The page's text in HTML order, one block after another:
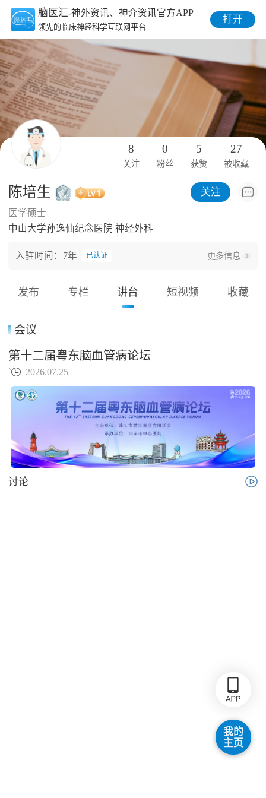
脑医汇-神外资讯、神介资讯官方APP
领先的临床神经科学互联网平台
打开
8
关注
0
粉丝
5
获赞
27
被收藏
陈培生 关注
医学硕士
中山大学孙逸仙纪念医院 神经外科
入驻时间：7年 已认证 更多信息
发布 专栏 讲台 短视频 收藏
会议
第十二届粤东脑血管病论坛
` 2026.07.25
讨论
我的
主页